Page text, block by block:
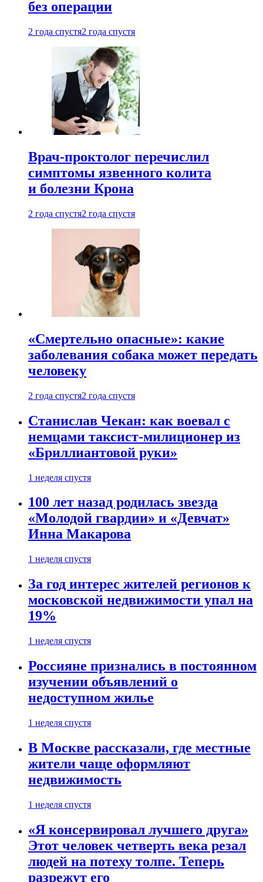
без операции
2 года спустя2 года спустя
Врач-проктолог перечислил
симптомы язвенного колита
и болезни Крона
2 года спустя2 года спустя
«Смертельно опасные»: какие
заболевания собака может передать
человеку
2 года спустя2 года спустя
Станислав Чекан: как воевал с
немцами таксист-милиционер из
«Бриллиантовой руки»
1 неделя спустя
100 лет назад родилась звезда
«Молодой гвардии» и «Девчат»
Инна Макарова
1 неделя спустя
За год интерес жителей регионов к
московской недвижимости упал на
19%
1 неделя спустя
Россияне признались в постоянном
изучении объявлений о
недоступном жилье
1 неделя спустя
В Москве рассказали, где местные
жители чаще оформляют
недвижимость
1 неделя спустя
«Я консервировал лучшего друга»
Этот человек четверть века резал
людей на потеху толпе. Теперь
разрежут его